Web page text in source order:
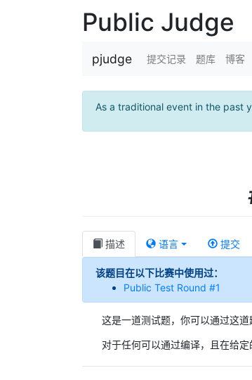
Public Judge
pjudge 提交记录 题库 博客
As a traditional event in the past
描述 语言 提交
该题目在以下比赛中使用过：
Public Test Round #1
这是一道测试题，你可以通过这道
对于任何可以通过编译，且在给